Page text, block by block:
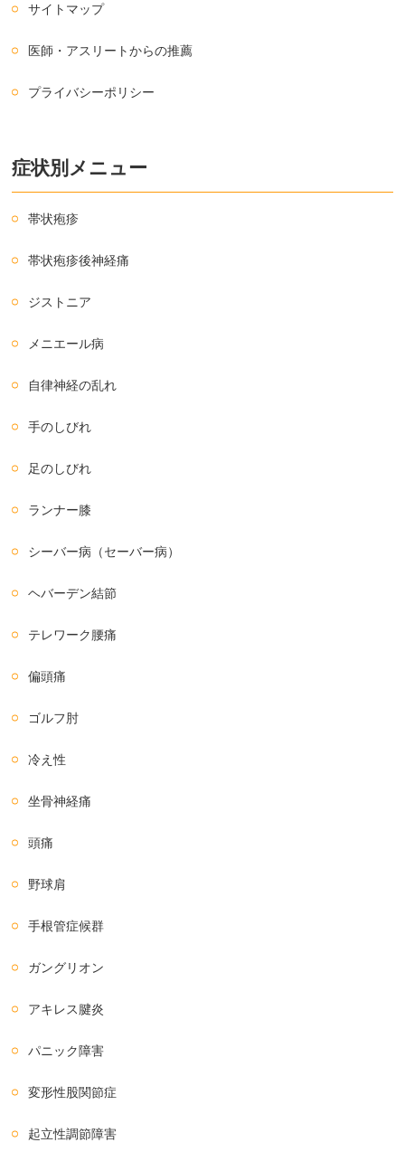
サイトマップ
医師・アスリートからの推薦
プライバシーポリシー
症状別メニュー
帯状疱疹
帯状疱疹後神経痛
ジストニア
メニエール病
自律神経の乱れ
手のしびれ
足のしびれ
ランナー膝
シーバー病（セーバー病）
ヘバーデン結節
テレワーク腰痛
偏頭痛
ゴルフ肘
冷え性
坐骨神経痛
頭痛
野球肩
手根管症候群
ガングリオン
アキレス腱炎
パニック障害
変形性股関節症
起立性調節障害